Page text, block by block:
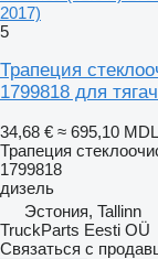
2017)
5
Трапеция
1799818 для
34,68 € ≈ 695,10 MDL
Трапеция
1799818
дизель
Эстония, Tallinn
TruckParts Eesti OÜ
Связаться с